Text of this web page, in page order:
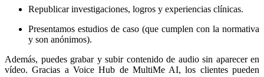
Republicar investigaciones, logros y experiencias clínicas.
Presentamos estudios de caso (que cumplen con la normativa
y son anónimos).
Además, puedes grabar y subir contenido de audio sin aparecer en
vídeo. Gracias a Voice Hub de MultiMe AI, los clientes pueden